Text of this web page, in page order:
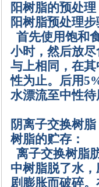
阳树脂的预处理
阳树脂预处理
首先使用饱和
小时，然后放
与上相同，在
性为止。后用
水漂流至中性待
阴离子交换树脂
树脂的贮存：
离子交换树脂
中树脂脱了水
剧膨胀而破碎